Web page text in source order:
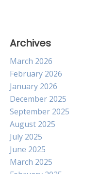
Archives
March 2026
February 2026
January 2026
December 2025
September 2025
August 2025
July 2025
June 2025
March 2025